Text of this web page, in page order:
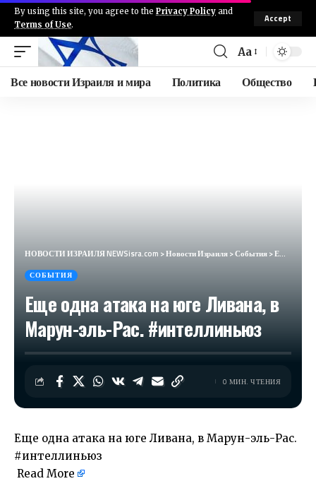
By using this site, you agree to the Privacy Policy and
Terms of Use.
Accept
Aa
Все новости Израиля и мира Политика Общество
НОВОСТИ ИЗРАИЛЯ NEWSisra.com >Новости Израиля>События>Еще одна атака на юге Ливана, в Марун-эль-Рас. #интеллиньюз
СОБЫТИЯ
Еще одна атака на юге Ливана, в
Марун-эль-Рас. #интеллиньюз
0 МИН. ЧТЕНИЯ
Еще одна атака на юге Ливана, в Марун-эль-Рас.
#интеллиньюз
Read More